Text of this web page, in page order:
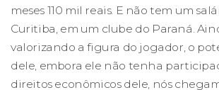
meses 110 mil reais. E não tem um
Curitiba, em um clube do Paraná.
valorizando a figura do jogador, o
dele, embora ele não tenha
direitos econômicos dele, nós